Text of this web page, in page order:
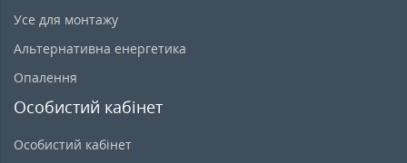
Усе для монтажу
Альтернативна енергетика
Опалення
Особистий кабінет
Особистий кабінет